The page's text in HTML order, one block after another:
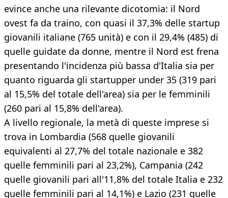
evince anche una rilevante dicotomia: il Nord
ovest fa da traino, con quasi il 37,3% delle startup
giovanili italiane (765 unità) e con il 29,4% (485) di
quelle guidate da donne, mentre il Nord est frena
presentando l'incidenza più bassa d'Italia sia per
quanto riguarda gli startupper under 35 (319 pari
al 15,5% del totale dell'area) sia per le femminili
(260 pari al 15,8% dell'area).​
A livello regionale, la metà di queste imprese si
trova in Lombardia (568 quelle giovanili
equivalenti al 27,7% del totale nazionale e 382
quelle femminili pari al 23,2%), Campania (242
quelle giovanili pari all'11,8% del totale Italia e 232
quelle femminili pari al 14,1%) e Lazio (231 quelle